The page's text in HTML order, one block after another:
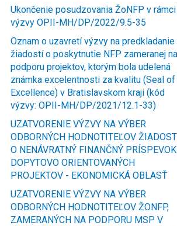
Ukončenie posudzovania ŽoNFP v rámci
výzvy OPII-MH/DP/2022/9.5-35
Oznam o uzavretí výzvy na predkladanie
žiadostí o poskytnutie NFP zameranej na
podporu projektov, ktorým bola udelená
známka excelentnosti za kvalitu (Seal of
Excellence) v Bratislavskom kraji (kód
výzvy: OPII-MH/DP/2021/12.1-33)
UZATVORENIE VÝZVY NA VÝBER
ODBORNÝCH HODNOTITEĽOV
O NENÁVRATNÝ FINANČNÝ PRÍSPEVOK
DOPYTOVO ORIENTOVANÝCH
PROJEKTOV - EKONOMICKÁ OBLASŤ
UZATVORENIE VÝZVY NA VÝBER
ODBORNÝCH HODNOTITEĽOV ŽONFP,
ZAMERANÝCH NA PODPORU MSP V